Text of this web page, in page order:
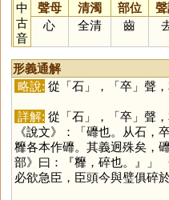
中
古
音
聲母 清濁 部位 聲
心
全清 齒
形義通解
略說: 從「石」，「卒」聲
詳解: 從「石」，「卒」聲
《說文》：「䃺也。从石，
䊳各本作䃺。其義迥殊矣，
部》曰：『䊳，碎也。』」
必欲急臣，臣頭今與璧俱碎於